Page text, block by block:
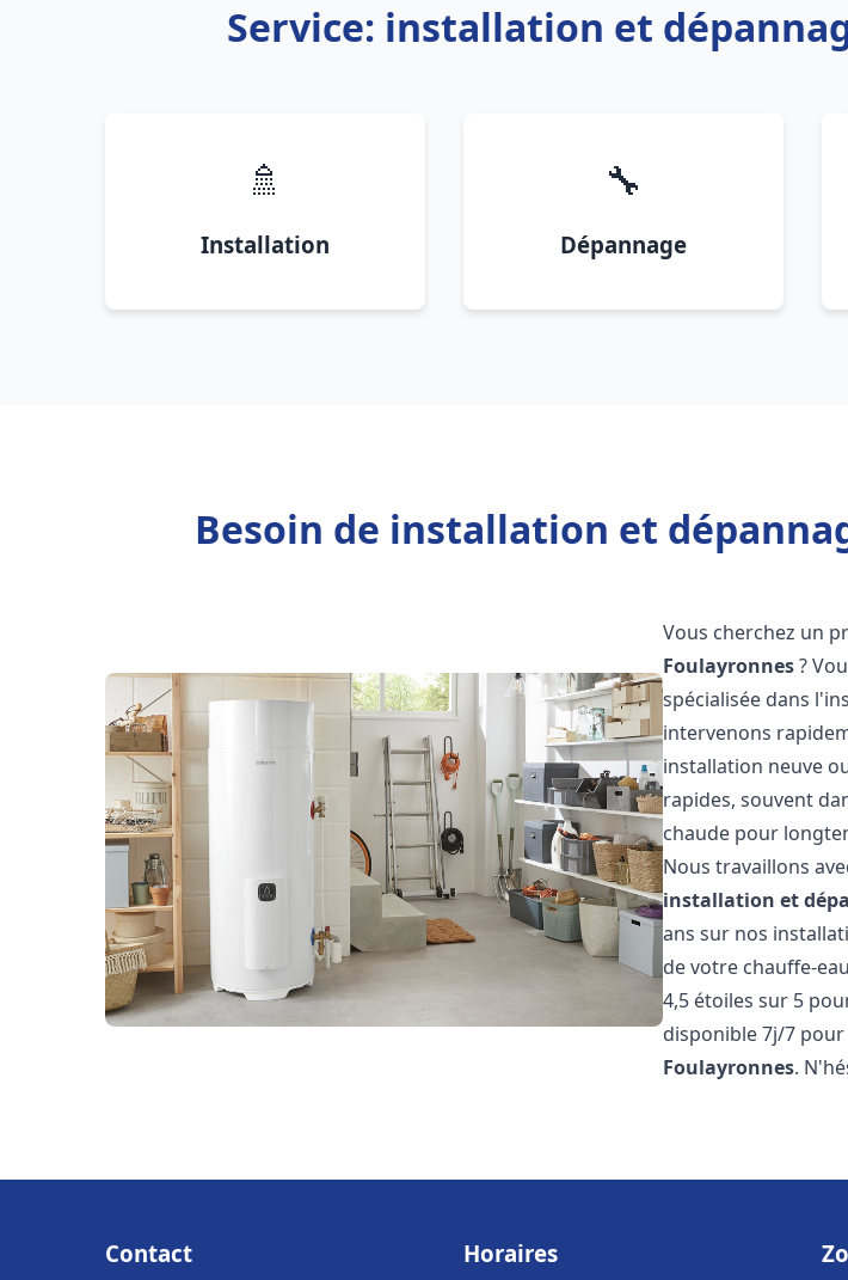
Service: installation et
🚿
Installation
🔧
Dépannage
Besoin de installation et
Vous cherchez un
Foulayronnes?
spécialisée dans
intervenons
installation neuve
rapides, souvent
chaude pour
Nous travaillons
installation et
ans sur nos
de votre chauffe-
4,5 étoiles sur 5
disponible 7j/7
Foulayronnes.
Contact Horaires